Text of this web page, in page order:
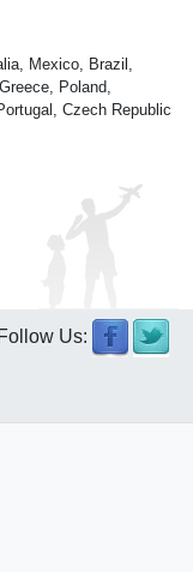
Mexico, Brazil,
Poland,
Czech Republic
Follow Us: